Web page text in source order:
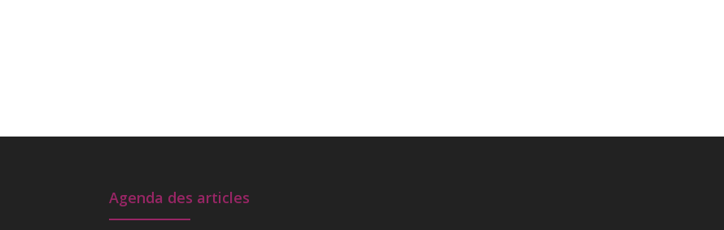
Agenda des articles